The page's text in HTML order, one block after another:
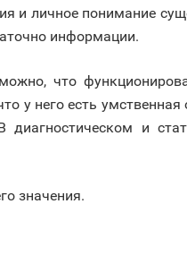
и личное понимание
информации.
что
у него есть
и
значения.